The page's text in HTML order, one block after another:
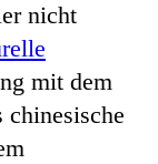
nicht
mit dem